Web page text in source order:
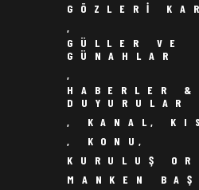
GÖZLERI
,
GÜLLER VE
GÜNAHLAR
,
HABERLER &
DUYURULAR
, KANAL,
, KONU,
KURULUŞ
MANKEN